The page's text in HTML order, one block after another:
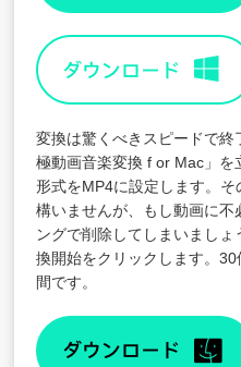
変換は驚くべきスピードで
極動画音楽変換 f or Mac」
形式をMP4に設定します。
構いませんが、もし動画に不
ングで削除してしまいまし
換開始をクリックします。
間です。